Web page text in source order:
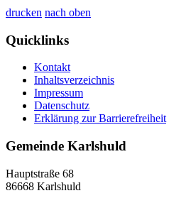
drucken nach oben
Quicklinks
Kontakt
Inhaltsverzeichnis
Impressum
Datenschutz
Erklärung zur Barrierefreiheit
Gemeinde Karlshuld
Hauptstraße 68
86668 Karlshuld